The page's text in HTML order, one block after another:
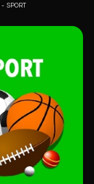
SPORT